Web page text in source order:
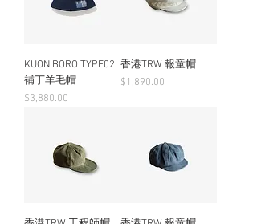
KUON BORO TYPE02
補丁羊毛帽
價格
$3,880.00
香港TRW 報童帽
價格
$1,890.00